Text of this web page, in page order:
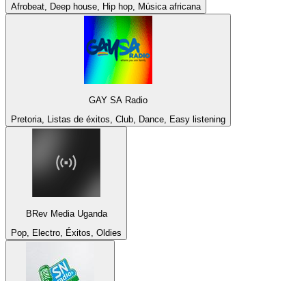
Afrobeat, Deep house, Hip hop, Música africana
GAY SA Radio
Pretoria, Listas de éxitos, Club, Dance, Easy listening
BRev Media Uganda
Pop, Electro, Éxitos, Oldies